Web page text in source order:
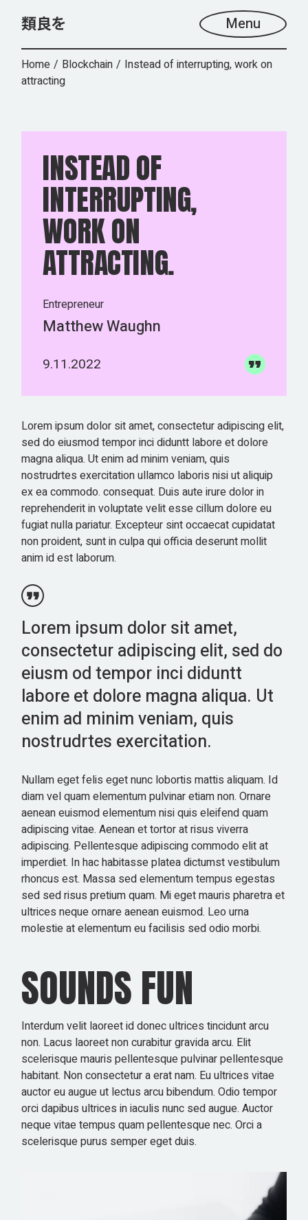
Menu
Home Blockchain
Instead of interrupting, work on
attracting
INSTEAD OF
INTERRUPTING,
WORK ON
ATTRACTING.
Entrepreneur
Matthew Waughn
9.11.2022
Lorem ipsum dolor sit amet, consectetur adipiscing elit,
sed do eiusmod tempor inci diduntt labore et dolore
magna aliqua. Ut enim ad minim veniam, quis
nostrudrtes exercitation ullamco laboris nisi ut aliquip
ex ea commodo. consequat. Duis aute irure dolor in
reprehenderit in voluptate velit esse cillum dolore eu
fugiat nulla pariatur. Excepteur sint occaecat cupidatat
non proident, sunt in culpa qui officia deserunt mollit
anim id est laborum.
Lorem ipsum dolor sit amet,
consectetur adipiscing elit, sed do
eiusm od tempor inci diduntt
labore et dolore magna aliqua. Ut
enim ad minim veniam, quis
nostrudrtes exercitation.
Nullam eget felis eget nunc lobortis mattis aliquam. Id
diam vel quam elementum pulvinar etiam non. Ornare
aenean euismod elementum nisi quis eleifend quam
adipiscing vitae. Aenean et tortor at risus viverra
adipiscing. Pellentesque adipiscing commodo elit at
imperdiet. In hac habitasse platea dictumst vestibulum
rhoncus est. Massa sed elementum tempus egestas
sed sed risus pretium quam. Mi eget mauris pharetra et
ultrices neque ornare aenean euismod. Leo urna
molestie at elementum eu facilisis sed odio morbi.
SOUNDS FUN
Interdum velit laoreet id donec ultrices tincidunt arcu
non. Lacus laoreet non curabitur gravida arcu. Elit
scelerisque mauris pellentesque pulvinar pellentesque
habitant. Non consectetur a erat nam. Eu ultrices vitae
auctor eu augue ut lectus arcu bibendum. Odio tempor
orci dapibus ultrices in iaculis nunc sed augue. Auctor
neque vitae tempus quam pellentesque nec. Orci a
scelerisque purus semper eget duis.